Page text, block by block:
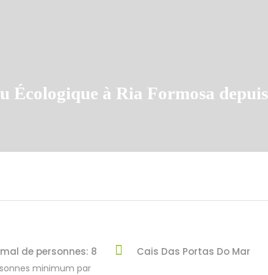
Écologique à Ria Formosa depuis
de personnes: 8
minimum par
Cais Das Portas Do Mar